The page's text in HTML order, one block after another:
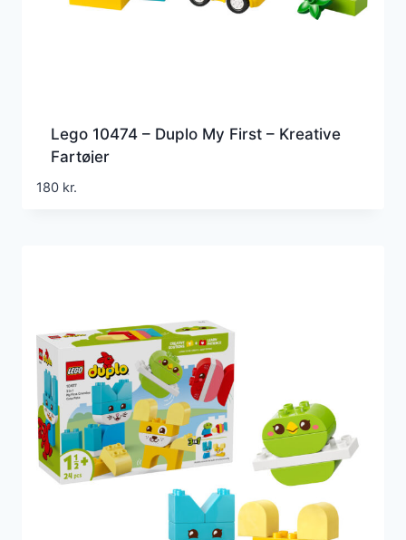
Lego 10474 – Duplo My First – Kreative
Fartøjer
180 kr.